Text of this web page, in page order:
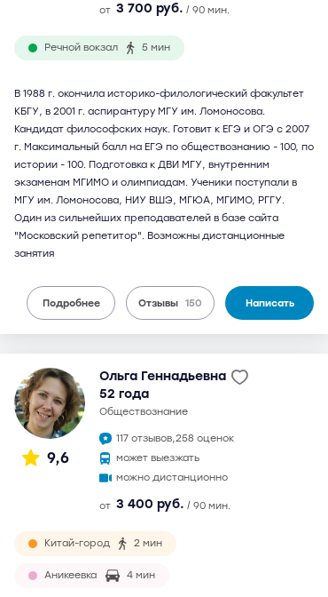
от 3 700 руб. / 90 мин.
Речной вокзал 5 мин
В 1988 г. окончила историко-филологический факультет
КБГУ, в 2001 г. аспирантуру МГУ им. Ломоносова.
Кандидат философских наук. Готовит к ЕГЭ и ОГЭ с 2007
г. Максимальный балл на ЕГЭ по обществознанию - 100, по
истории - 100. Подготовка к ДВИ МГУ, внутренним
экзаменам МГИМО и олимпиадам. Ученики поступали в
МГУ им. Ломоносова, НИУ ВШЭ, МГЮА, МГИМО, РГГУ.
Один из сильнейших преподавателей в базе сайта
"Московский репетитор". Возможны дистанционные
занятия
Подробнее Отзывы 150 Написать
9,6
Ольга Геннадьевна
52 года
обществознание
117 отзывов,258 оценок
может выезжать
можно дистанционно
от 3 400 руб. / 90 мин.
Китай-город 2 мин
Аникеевка 4 мин